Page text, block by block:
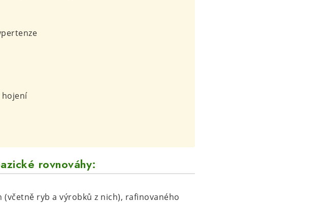
hojení
rovnováhy:
ryb a výrobků z nich), rafinovaného